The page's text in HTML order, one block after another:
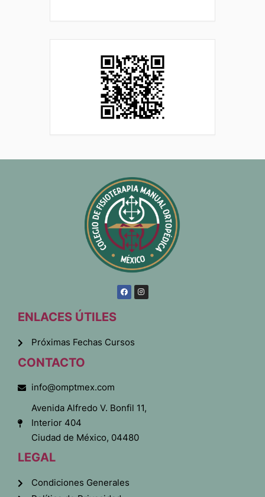
ENLACES ÚTILES
Próximas Fechas Cursos
CONTACTO
info@omptmex.com
Avenida Alfredo V. Bonfil 11,
Interior 404
Ciudad de México, 04480
LEGAL
Condiciones Generales